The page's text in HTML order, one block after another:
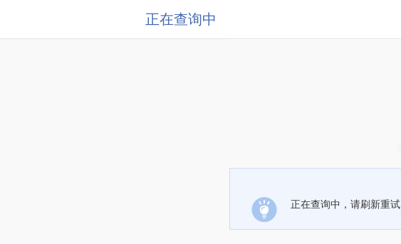
正在查询中
正在查询中，请刷新重试